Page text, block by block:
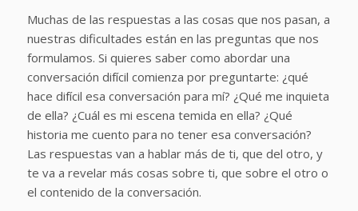
Muchas de las respuestas a las cosas que nos pasan, a
nuestras dificultades están en las preguntas que nos
formulamos. Si quieres saber como abordar una
conversación difícil comienza por preguntarte: ¿qué
hace difícil esa conversación para mí? ¿Qué me inquieta
de ella? ¿Cuál es mi escena temida en ella? ¿Qué
historia me cuento para no tener esa conversación?
Las respuestas van a hablar más de ti, que del otro, y
te va a revelar más cosas sobre ti, que sobre el otro o
el contenido de la conversación.